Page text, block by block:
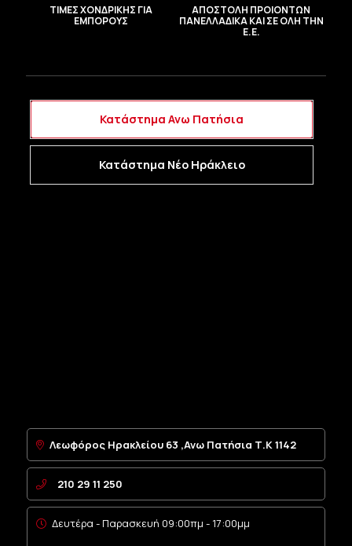
ΤΙΜΕΣ ΧΟΝΔΡΙΚΗΣ ΓΙΑ
ΕΜΠΟΡΟΥΣ
ΑΠΟΣΤΟΛΗ ΠΡΟΙΟΝΤΩΝ
ΠΑΝΕΛΛΑΔΙΚΑ ΚΑΙ ΣΕ ΟΛΗ ΤΗΝ
Ε.Ε.
Κατάστημα Ανω Πατήσια
Κατάστημα Νέο Ηράκλειο
Λεωφόρος Ηρακλείου 63 ,Ανω Πατήσια Τ.Κ 1142
210 29 11 250
Δευτέρα - Παρασκευή 09:00πμ - 17:00μμ